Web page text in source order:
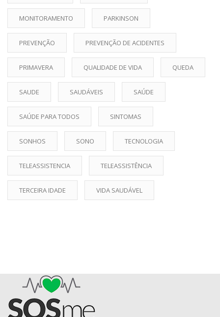
MONITORAMENTO PARKINSON
PREVENÇÃO PREVENÇÃO DE ACIDENTES
PRIMAVERA QUALIDADE DE VIDA QUEDA
SAUDE SAUDÁVEIS SAÚDE
SAÚDE PARA TODOS SINTOMAS
SONHOS SONO TECNOLOGIA
TELEASSISTENCIA TELEASSISTÊNCIA
TERCEIRA IDADE VIDA SAUDÁVEL